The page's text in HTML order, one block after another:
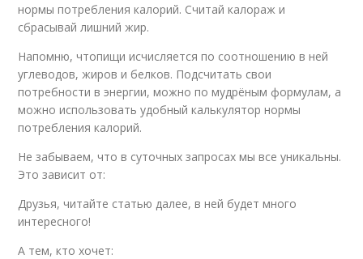
нормы потребления калорий. Считай калораж и
сбрасывай лишний жир.
Напомню, чтопищи исчисляется по соотношению в ней
углеводов, жиров и белков. Подсчитать свои
потребности в энергии, можно по мудрёным формулам, а
можно использовать удобный калькулятор нормы
потребления калорий.
Не забываем, что в суточных запросах мы все уникальны.
Это зависит от:
Друзья, читайте статью далее, в ней будет много
интересного!
А тем, кто хочет: